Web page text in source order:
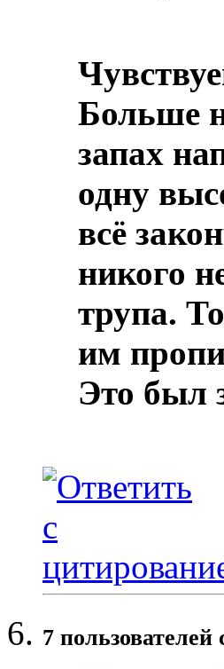
Больше
запах
одну
всё
никого
трупа.
им
Это был
7